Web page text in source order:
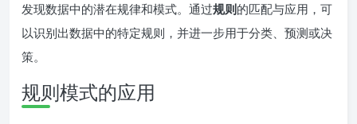
发现数据中的潜在规律和模式。通过规则的匹配与应用，可
以识别出数据中的特定规则，并进一步用于分类、预测或决
策。
规则模式的应用